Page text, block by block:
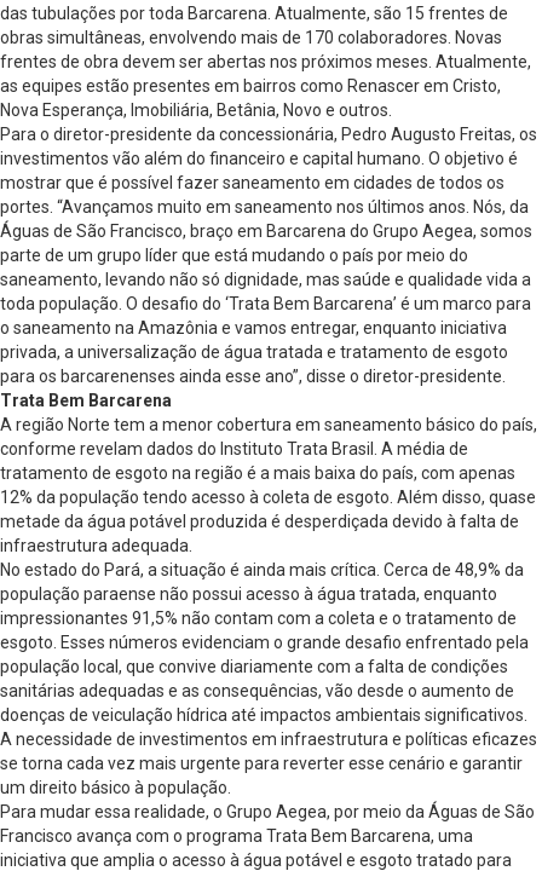
das tubulações por toda Barcarena. Atualmente, são 15 frentes de
obras simultâneas, envolvendo mais de 170 colaboradores. Novas
frentes de obra devem ser abertas nos próximos meses. Atualmente,
as equipes estão presentes em bairros como Renascer em Cristo,
Nova Esperança, Imobiliária, Betânia, Novo e outros.
Para o diretor-presidente da concessionária, Pedro Augusto Freitas, os
investimentos vão além do financeiro e capital humano. O objetivo é
mostrar que é possível fazer saneamento em cidades de todos os
portes. “Avançamos muito em saneamento nos últimos anos. Nós, da
Águas de São Francisco, braço em Barcarena do Grupo Aegea, somos
parte de um grupo líder que está mudando o país por meio do
saneamento, levando não só dignidade, mas saúde e qualidade vida a
toda população. O desafio do ‘Trata Bem Barcarena’ é um marco para
o saneamento na Amazônia e vamos entregar, enquanto iniciativa
privada, a universalização de água tratada e tratamento de esgoto
para os barcarenenses ainda esse ano”, disse o diretor-presidente.
Trata Bem Barcarena
A região Norte tem a menor cobertura em saneamento básico do país,
conforme revelam dados do Instituto Trata Brasil. A média de
tratamento de esgoto na região é a mais baixa do país, com apenas
12% da população tendo acesso à coleta de esgoto. Além disso, quase
metade da água potável produzida é desperdiçada devido à falta de
infraestrutura adequada.
No estado do Pará, a situação é ainda mais crítica. Cerca de 48,9% da
população paraense não possui acesso à água tratada, enquanto
impressionantes 91,5% não contam com a coleta e o tratamento de
esgoto. Esses números evidenciam o grande desafio enfrentado pela
população local, que convive diariamente com a falta de condições
sanitárias adequadas e as consequências, vão desde o aumento de
doenças de veiculação hídrica até impactos ambientais significativos.
A necessidade de investimentos em infraestrutura e políticas eficazes
se torna cada vez mais urgente para reverter esse cenário e garantir
um direito básico à população.
Para mudar essa realidade, o Grupo Aegea, por meio da Águas de São
Francisco avança com o programa Trata Bem Barcarena, uma
iniciativa que amplia o acesso à água potável e esgoto tratado para